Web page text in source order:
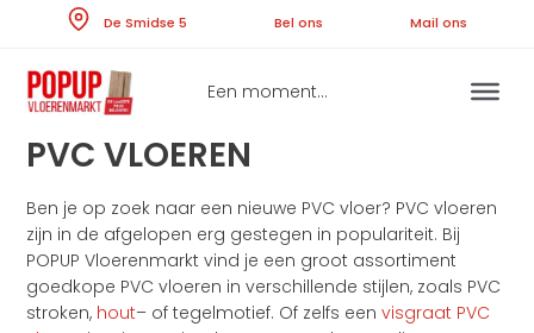
content
De Smidse 5
Een moment...
PVC VLOEREN
Ben je op zoek naar een nieuwe PVC vloer? PVC vloeren
zijn in de afgelopen erg gestegen in populariteit. Bij
POPUP Vloerenmarkt vind je een groot assortiment
goedkope PVC vloeren in verschillende stijlen, zoals PVC
stroken, hout– of tegelmotief. Of zelfs eenvisgraat PVC